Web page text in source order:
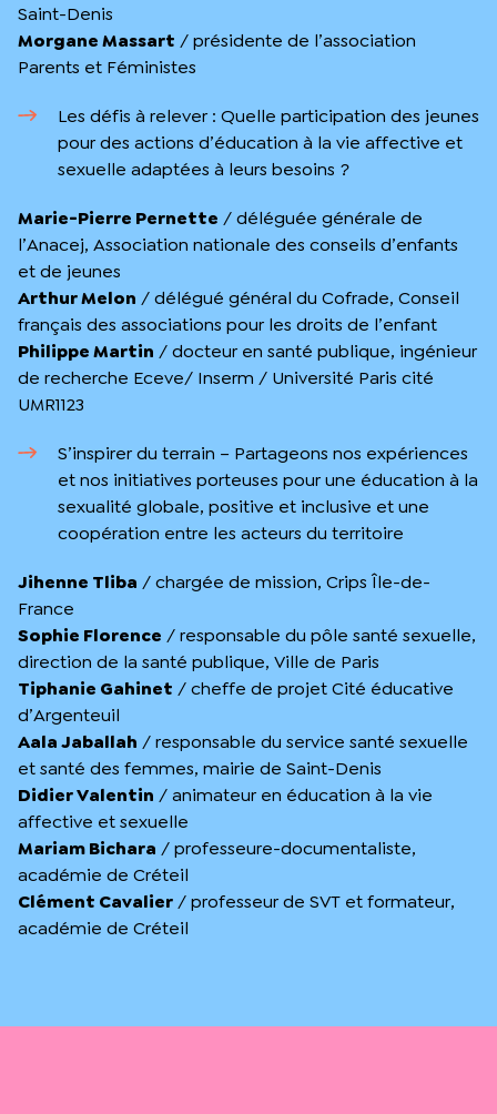
Saint-Denis
Morgane Massart / présidente de l’association
Parents et Féministes
Les défis à relever : Quelle participation des jeunes
pour des actions d’éducation à la vie affective et
sexuelle adaptées à leurs besoins ?
Marie-Pierre Pernette / déléguée générale de
l’Anacej, Association nationale des conseils d’enfants
et de jeunes
Arthur Melon / délégué général du Cofrade, Conseil
français des associations pour les droits de l’enfant
Philippe Martin / docteur en santé publique, ingénieur
de recherche Eceve/ Inserm / Université Paris cité
UMR1123
S’inspirer du terrain – Partageons nos expériences
et nos initiatives porteuses pour une éducation à la
sexualité globale, positive et inclusive et une
coopération entre les acteurs du territoire
Jihenne Tliba / chargée de mission, Crips Île-de-
France
Sophie Florence / responsable du pôle santé sexuelle,
direction de la santé publique, Ville de Paris
Tiphanie Gahinet / cheffe de projet Cité éducative
d’Argenteuil
Aala Jaballah / responsable du service santé sexuelle
et santé des femmes, mairie de Saint-Denis
Didier Valentin / animateur en éducation à la vie
affective et sexuelle
Mariam Bichara / professeure-documentaliste,
académie de Créteil
Clément Cavalier / professeur de SVT et formateur,
académie de Créteil